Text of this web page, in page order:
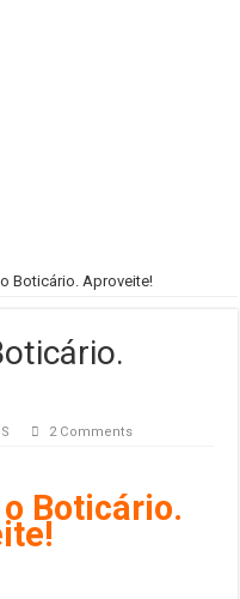
Boticário. Aproveite!
2 Comments
Boticário.